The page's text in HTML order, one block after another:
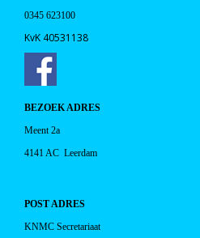
0345 623100
KvK 40531138
BEZOEK ADRES
Meent 2a
4141 AC Leerdam
POST ADRES
KNMC Secretariaat